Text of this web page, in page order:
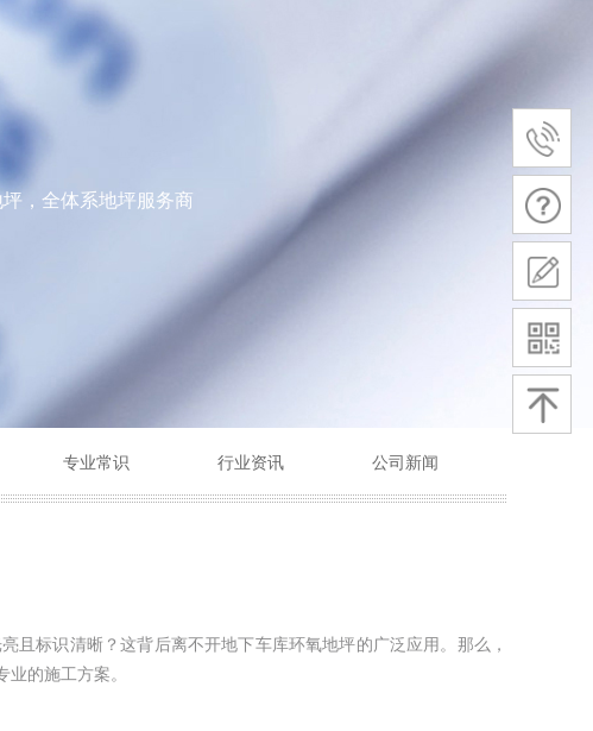
，全体系地坪服务商
专业常识 行业资讯 公司新闻
且标识清晰？这背后离不开地下车库环氧地坪的广泛应用。那么，
的施工方案。